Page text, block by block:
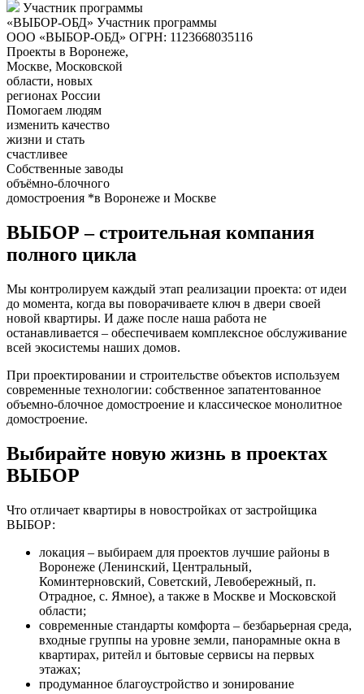
Участник программы
«ВЫБОР-ОБД» Участник программы
ООО «ВЫБОР-ОБД» ОГРН: 1123668035116
Проекты в Воронеже,
Москве, Московской
области, новых
регионах России
Помогаем людям
изменить качество
жизни и стать
счастливее
Собственные заводы
объёмно-блочного
домостроения *в Воронеже и Москве
ВЫБОР – строительная компания
полного цикла
Мы контролируем каждый этап реализации проекта: от идеи
до момента, когда вы поворачиваете ключ в двери своей
новой квартиры. И даже после наша работа не
останавливается – обеспечиваем комплексное обслуживание
всей экосистемы наших домов.
При проектировании и строительстве объектов используем
современные технологии: собственное запатентованное
объемно-блочное домостроение и классическое монолитное
домостроение.
Выбирайте новую жизнь в проектах
ВЫБОР
Что отличает квартиры в новостройках от застройщика
ВЫБОР:
локация – выбираем для проектов лучшие районы в
Воронеже (Ленинский, Центральный,
Коминтерновский, Советский, Левобережный, п.
Отрадное, с. Ямное), а также в Москве и Московской
области;
современные стандарты комфорта – безбарьерная среда,
входные группы на уровне земли, панорамные окна в
квартирах, ритейл и бытовые сервисы на первых
этажах;
продуманное благоустройство и зонирование